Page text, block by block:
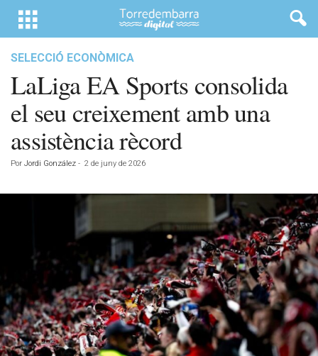
SELECCIÓ ECONÒMICA
LaLiga EA Sports consolida
el seu creixement amb una
assistència rècord
Por Jordi González - 2 de juny de 2026